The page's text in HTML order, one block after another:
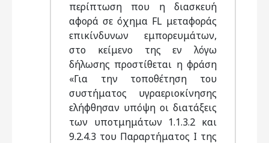
περίπτωση που η διασκευή
αφορά σε όχημα FL μεταφοράς
επικίνδυνων εμπορευμάτων,
στο κείμενο της εν λόγω
δήλωσης προστίθεται η φράση
«Για την τοποθέτηση του
συστήματος υγραεριοκίνησης
ελήφθησαν υπόψη οι διατάξεις
των υποτμημάτων 1.1.3.2 και
9.2.4.3 του Παραρτήματος Ι της